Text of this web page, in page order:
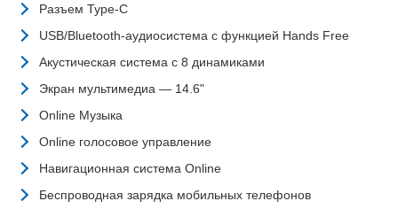
Разъем Type-C
USB/Bluetooth-аудиосистема с функцией Hands Free
Акустическая система с 8 динамиками
Экран мультимедиа — 14.6"
Online Музыка
Online голосовое управление
Навигационная система Online
Беспроводная зарядка мобильных телефонов